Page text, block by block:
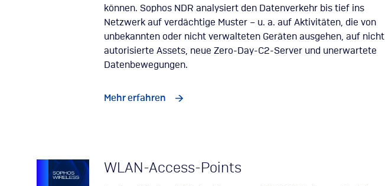
können. Sophos NDR analysiert den Datenverkehr bis tief ins
Netzwerk auf verdächtige Muster – u. a. auf Aktivitäten, die von
unbekannten oder nicht verwalteten Geräten ausgehen, auf nicht
autorisierte Assets, neue Zero-Day-C2-Server und unerwartete
Datenbewegungen.
Mehr erfahren
WLAN-Access-Points